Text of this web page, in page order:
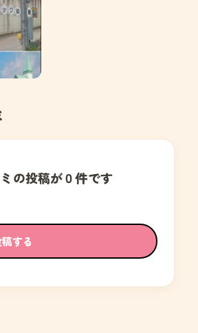
の投稿が０件です
する